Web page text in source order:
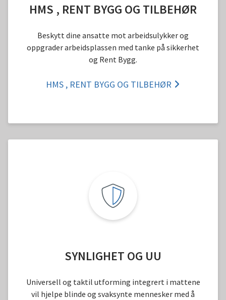
HMS , RENT BYGG OG TILBEHØR
Beskytt dine ansatte mot arbeidsulykker og
oppgrader arbeidsplassen med tanke på sikkerhet
og Rent Bygg.
HMS , RENT BYGG OG TILBEHØR
SYNLIGHET OG UU
Universell og taktil utforming integrert i mattene
vil hjelpe blinde og svaksynte mennesker med å